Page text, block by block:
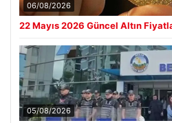
06/08/2026
22 Mayıs 2026 Güncel Altın
05/08/2026